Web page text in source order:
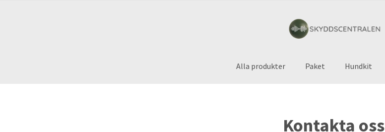
Alla produkter Paket Hundkit
Kontakta oss